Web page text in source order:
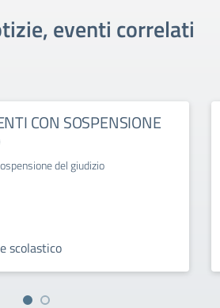
eventi correlati
CON SOSPENSIONE
del giudizio
scolastico